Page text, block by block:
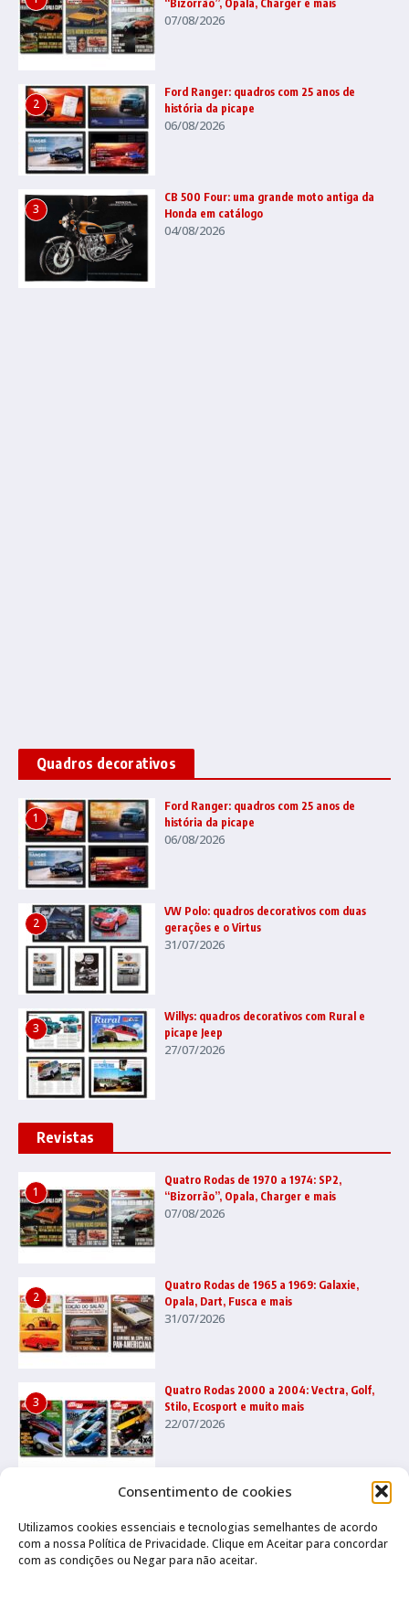
Consentimento de cookies
Utilizamos cookies essenciais e tecnologias semelhantes de acordo
com a nossa Política de Privacidade. Clique em Aceitar para concordar
com as condições ou Negar para não aceitar.
“Bizorrão”, Opala, Charger e mais
07/08/2026
2
Ford Ranger: quadros com 25 anos de
história da picape
06/08/2026
3
CB 500 Four: uma grande moto antiga da
Honda em catálogo
04/08/2026
Quadros decorativos
1
Ford Ranger: quadros com 25 anos de
história da picape
06/08/2026
2
VW Polo: quadros decorativos com duas
gerações e o Virtus
31/07/2026
3
Willys: quadros decorativos com Rural e
picape Jeep
27/07/2026
Revistas
1
Quatro Rodas de 1970 a 1974: SP2,
“Bizorrão”, Opala, Charger e mais
07/08/2026
2
Quatro Rodas de 1965 a 1969: Galaxie,
Opala, Dart, Fusca e mais
31/07/2026
3
Quatro Rodas 2000 a 2004: Vectra, Golf,
Stilo, Ecosport e muito mais
22/07/2026